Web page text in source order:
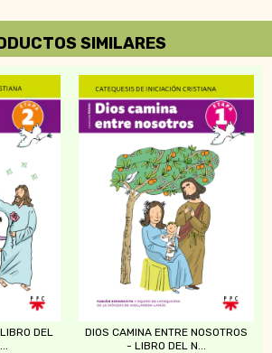
SIMILARES
DEL
DIOS CAMINA ENTRE NOSOTROS
- LIBRO DEL N...